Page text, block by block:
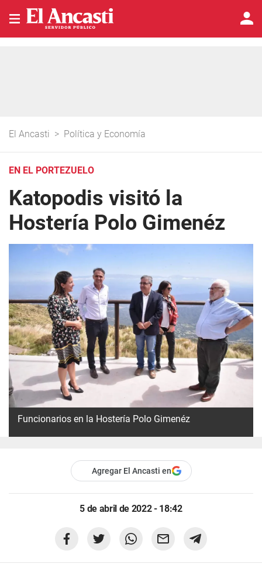
El Ancasti > Política y Economía
EN EL PORTEZUELO
Katopodis visitó la
Hostería Polo Gimenéz
Funcionarios en la Hostería Polo Gimenéz
Agregar El Ancasti en
5 de abril de 2022 - 18:42